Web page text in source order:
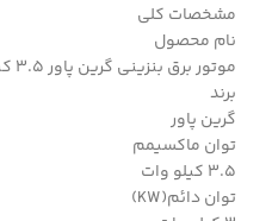
مشخصات کلی
نام محصول
موتور برق بنزینی گرین پاور 3.5 کیلو وات مدل GR4500-ES
برند
گرین پاور
توان ماکسیمم
3.5 کیلو وات
توان دائم(KW)